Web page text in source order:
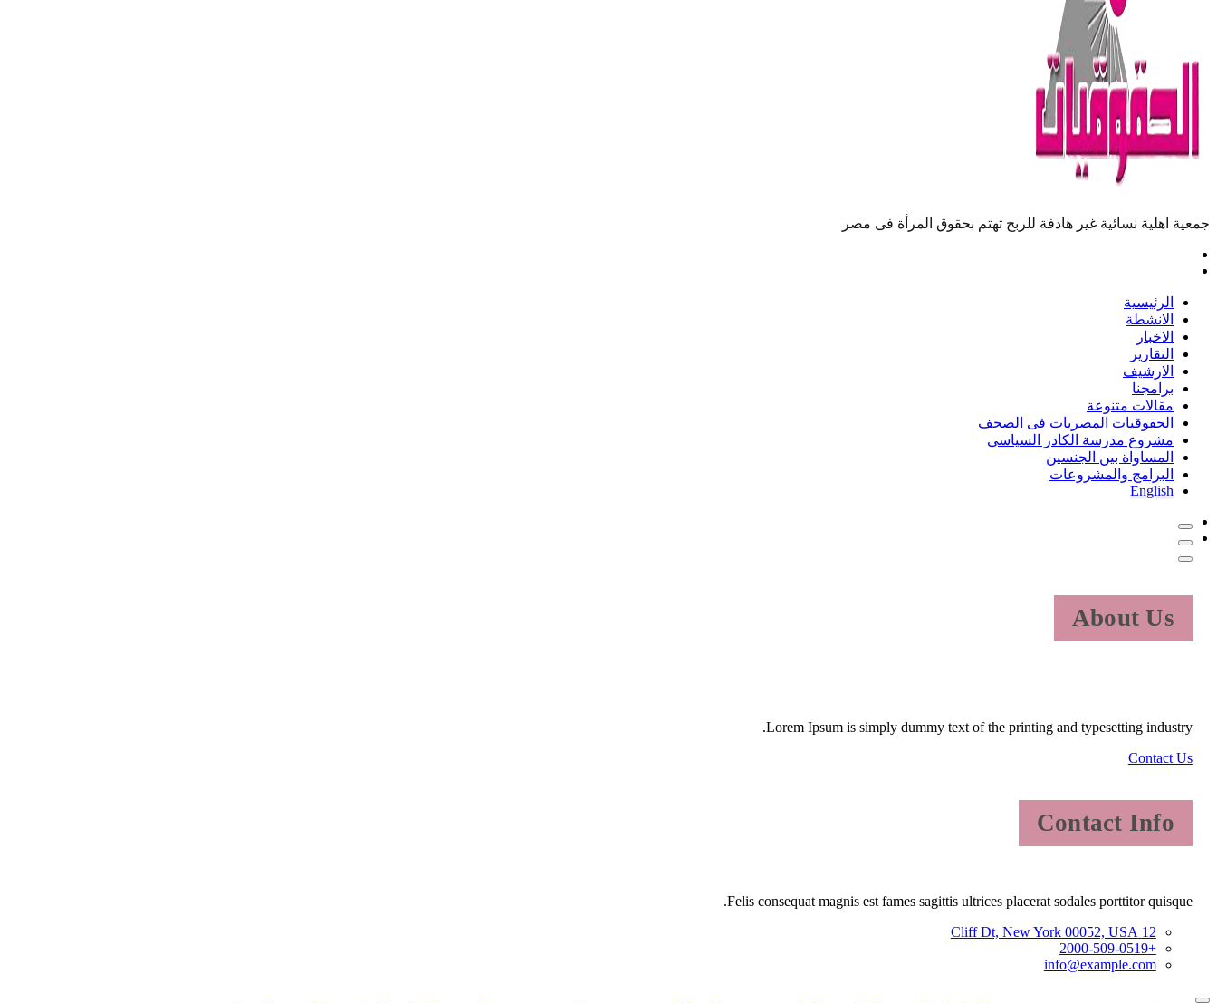
جمعية اهلية نسائية غير هادفة للربح تهتم بحقوق المرأة فى مصر
الرئيسية
الانشطة
الاخبار
التقارير
الارشيف
برامجنا
مقالات متنوعة
الحقوقيات المصريات فى الصحف
مشروع مدرسة الكادر السياسى
المساواة بين الجنسين
البرامج والمشروعات
English
About Us
Lorem Ipsum is simply dummy text of the printing and typesetting industry.
Contact Us
Contact Info
Felis consequat magnis est fames sagittis ultrices placerat sodales porttitor quisque.
12 Cliff Dt, New York 00052, USA
+2000-509-0519
info@example.com